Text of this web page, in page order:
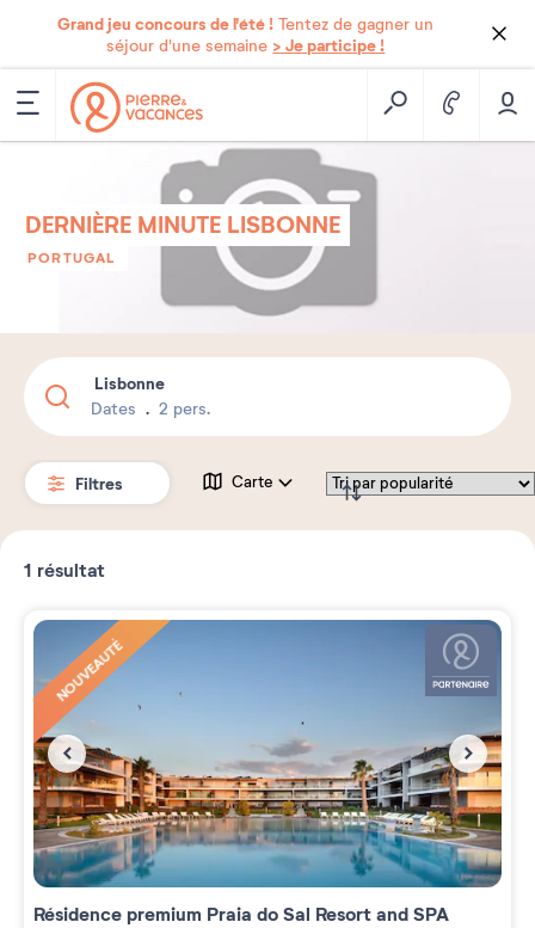
Grand jeu concours de l'été ! Tentez de gagner un
séjour d'une semaine > Je participe !
DERNIÈRE MINUTE LISBONNE
PORTUGAL
Lisbonne
Dates 2 pers.
Filtres Carte
1 résultat
NOUVEAUTÉ
Résidence premium Praia do Sal Resort and SPA